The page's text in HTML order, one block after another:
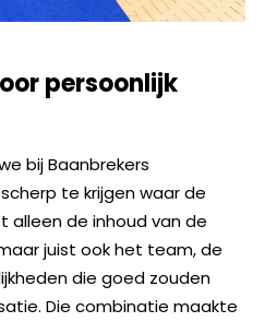
persoonlijk
bij Baanbrekers
te krijgen waar de
alleen de inhoud van de
juist ook het team, de
die goed zouden
Die combinatie maakte